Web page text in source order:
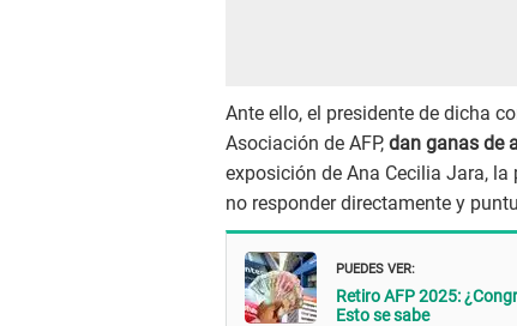
Ante ello, el presidente de dicha
Asociación de AFP, dan ganas de
exposición de Ana Cecilia Jara, la
no responder directamente y
PUEDES VER:
Retiro AFP 2025:
Esto se sabe